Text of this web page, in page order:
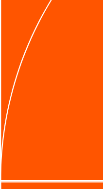
Search